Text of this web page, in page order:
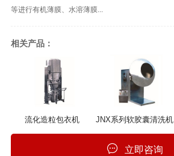
等进行有机薄膜、水溶薄膜...
相关产品：
流化造粒包衣机 JNX系列软胶囊清洗机
立即咨询